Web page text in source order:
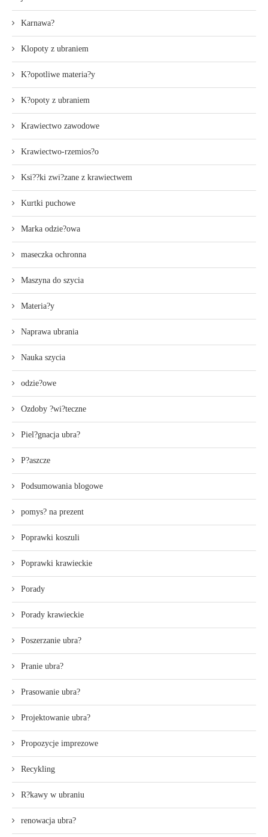
Karnawa?
Klopoty z ubraniem
K?opotliwe materia?y
K?opoty z ubraniem
Krawiectwo zawodowe
Krawiectwo-rzemios?o
Ksi??ki zwi?zane z krawiectwem
Kurtki puchowe
Marka odzie?owa
maseczka ochronna
Maszyna do szycia
Materia?y
Naprawa ubrania
Nauka szycia
odzie?owe
Ozdoby ?wi?teczne
Piel?gnacja ubra?
P?aszcze
Podsumowania blogowe
pomys? na prezent
Poprawki koszuli
Poprawki krawieckie
Porady
Porady krawieckie
Poszerzanie ubra?
Pranie ubra?
Prasowanie ubra?
Projektowanie ubra?
Propozycje imprezowe
Recykling
R?kawy w ubraniu
renowacja ubra?